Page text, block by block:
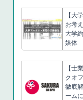
【大
お考
大学
媒体
【士
クオ
徹底
ーム